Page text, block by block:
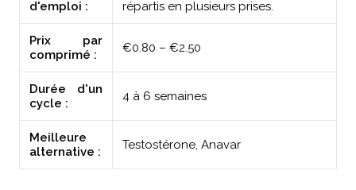
d'emploi :
répartis en plusieurs prises.
Prix par
comprimé :
€0.80 – €2.50
Durée d'un
cycle :
4 à 6 semaines
Meilleure
alternative :
Testostérone, Anavar